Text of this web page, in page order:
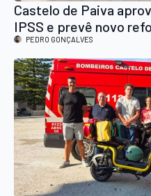
Castelo de Paiva
IPSS e prevê novo
PEDRO GONÇALVES